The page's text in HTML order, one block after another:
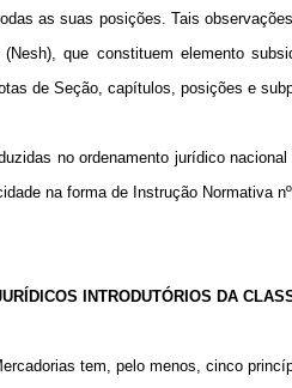
as suas posições. Tais
que constituem elemento
de Seção, capítulos, posições e
no ordenamento jurídico
na forma de Instrução Normativa
INTRODUTÓRIOS DA
tem, pelo menos, cinco